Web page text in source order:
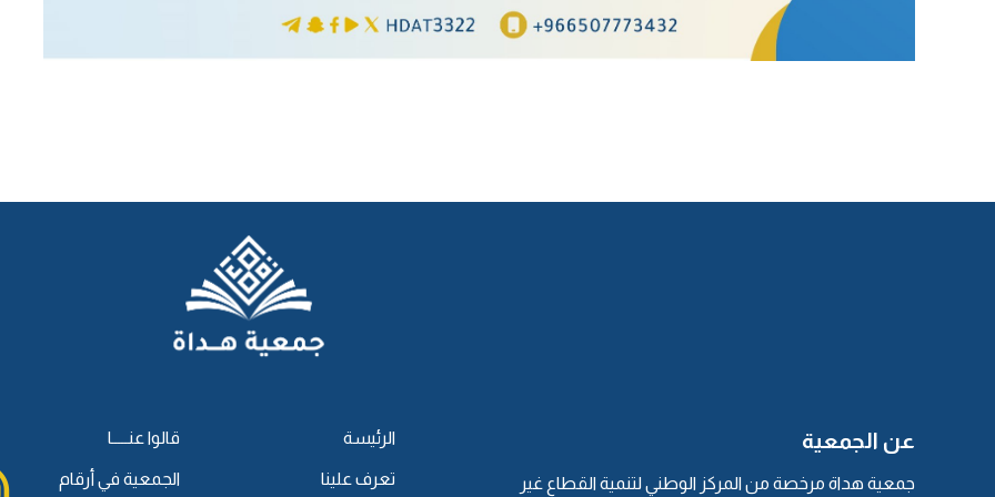
عن الجمعية
جمعية هداة مرخصة من المركز الوطني لتنمية القطاع غير
الرئيسة
تعرف علينا
قالوا عنـــــا
الجمعية في أرقام